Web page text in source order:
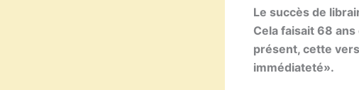
Le succès de
Cela faisait 68
présent, cette
immédiateté».